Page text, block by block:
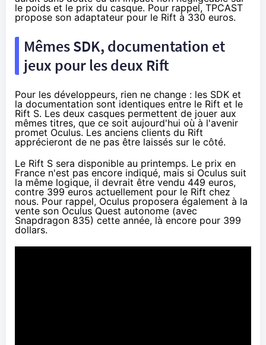
le poids et le prix du casque. Pour rappel, TPCAST
propose son adaptateur pour le Rift à330 euros.
Mêmes SDK, documentation et
jeux pour les deux Rift
Pour les développeurs, rien ne change : les SDK et
la documentation sont identiques entre le Rift et le
Rift S. Les deux casques permettent de jouer aux
mêmes titres, que ce soit aujourd'hui où à l'avenir
promet Oculus. Les anciens clients du Rift
apprécieront de ne pas être laissés sur le côté.
Le Rift S sera disponible au printemps. Le prix en
France n'est pas encore indiqué, mais si Oculus suit
la même logique, il devrait être vendu 449 euros,
contre 399 euros actuellement pour le Rift chez
nous. Pour rappel, Oculus proposera également à la
vente son Oculus Quest autonome (avec
Snapdragon 835) cette année, là encore pour 399
dollars.